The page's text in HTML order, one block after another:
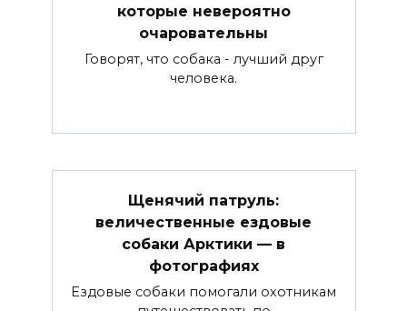
которые невероятно
очаровательны
Говорят, что собака - лучший друг
человека.
Щенячий патруль:
величественные ездовые
собаки Арктики — в
фотографиях
Ездовые собаки помогали охотникам